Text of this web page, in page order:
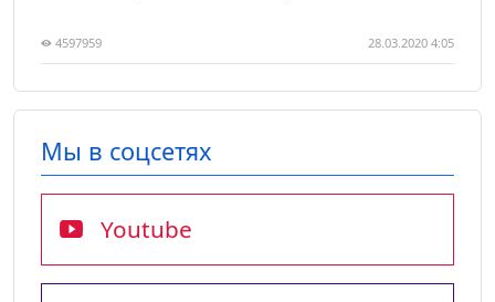
4597959 28.03.2020 4:05
Мы в соцсетях
Youtube